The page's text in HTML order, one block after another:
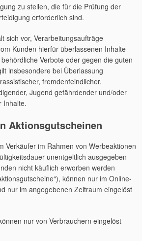
zu stellen, die für die Prüfung der
erforderlich sind.
sich vor, Verarbeitungsaufträge
Kunden hierfür überlassenen Inhalte
Verbote oder gegen die guten
insbesondere bei Überlassung
fremdenfeindlicher,
Jugend gefährdender und/oder
Inhalte.
Aktionsgutscheinen
Verkäufer im Rahmen von Werbeaktionen
unentgeltlich ausgegeben
nicht käuflich erworben werden
können nur im Online-
nur im angegebenen Zeitraum eingelöst
nur von Verbrauchern eingelöst